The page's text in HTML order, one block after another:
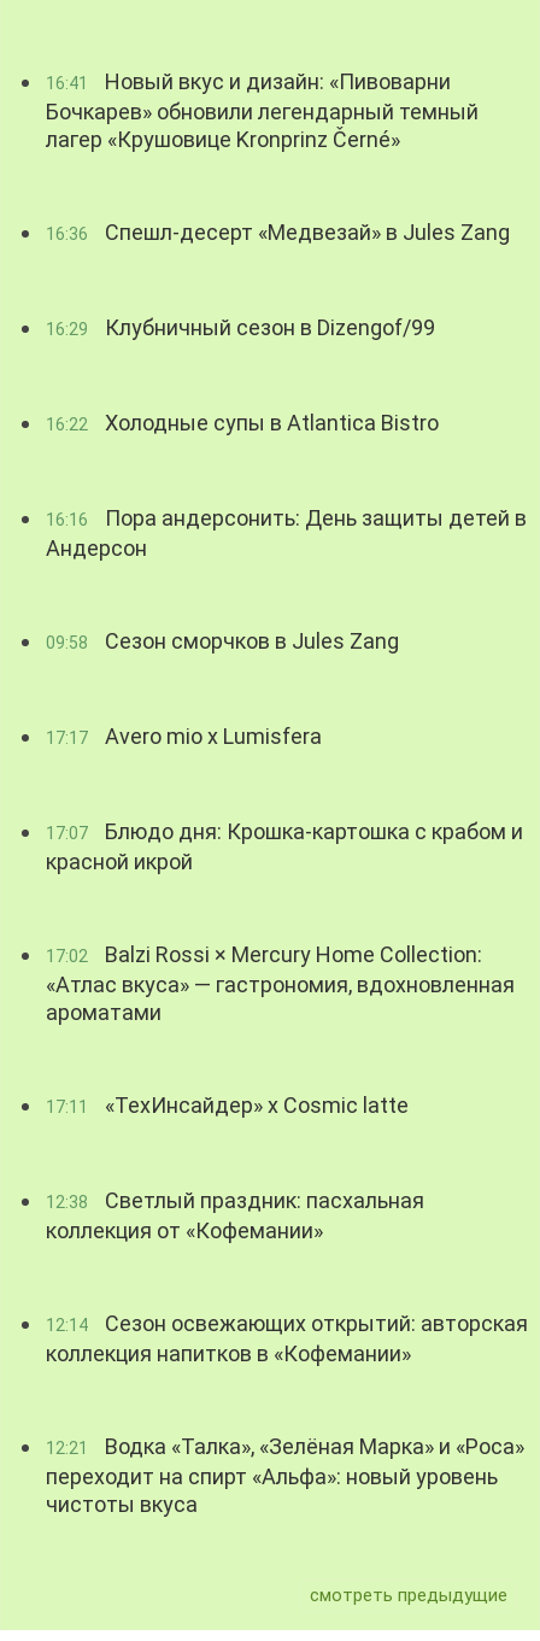
16:41
Новый вкус и дизайн: «Пивоварни
Бочкарев» обновили легендарный темный
лагер «Крушовице Kronprinz Černé»
16:36 Спешл-десерт «Медвезай» в Jules Zang
16:29 Клубничный сезон в Dizengof/99
16:22 Холодные супы в Atlantica Bistro
16:16
Пора андерсонить: День защиты детей в
Андерсон
09:58 Сезон сморчков в Jules Zang
17:17 Avero mio x Lumisfera
17:07
Блюдо дня: Крошка-картошка с крабом и
красной икрой
17:02
Balzi Rossi × Mercury Home Collection:
«Атлас вкуса» — гастрономия, вдохновленная
ароматами
17:11 «ТехИнсайдер» х Cosmic latte
12:38
Светлый праздник: пасхальная
коллекция от «Кофемании»
12:14
Сезон освежающих открытий: авторская
коллекция напитков в «Кофемании»
12:21
Водка «Талка», «Зелёная Марка» и «Роса»
переходит на спирт «Альфа»: новый уровень
чистоты вкуса
смотреть предыдущие